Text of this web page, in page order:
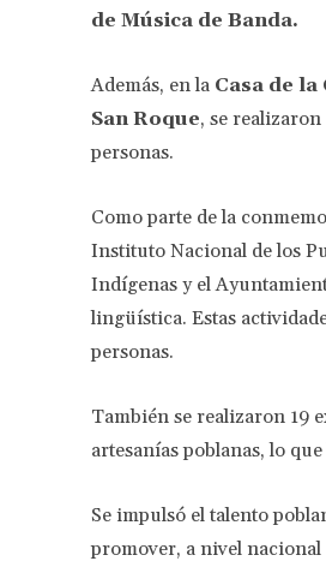
de Música de Banda.
Además, en la Casa de
San Roque, se
personas.
Como parte de la
Instituto Nacional de los
Indígenas y el
lingüística. Estas
personas.
También se realizaron 19
artesanías poblanas, lo
Se impulsó el talento
promover, a nivel